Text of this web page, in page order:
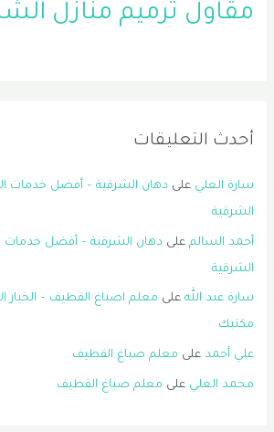
مقاول ترميم منازل
أحدث التعليقات
سارة العلي على دهان الشرقية – أفضل خدمات
الشرقية
أحمد السالم على دهان الشرقية – أفضل خدمات
الشرقية
سارة عبد الله على معلم اصباغ القطيف – الخيار
مكتبك
علي أحمد على معلم صباغ القطيف
محمد العلي على معلم صباغ القطيف